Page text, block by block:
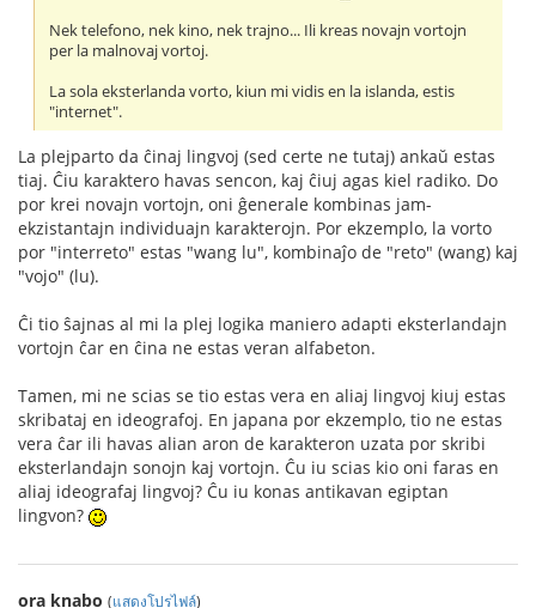
Nek telefono, nek kino, nek trajno... Ili kreas novajn vortojn
per la malnovaj vortoj.
La sola eksterlanda vorto, kiun mi vidis en la islanda, estis
"internet".
La plejparto da ĉinaj lingvoj (sed certe ne tutaj) ankaŭ estas
tiaj. Ĉiu karaktero havas sencon, kaj ĉiuj agas kiel radiko. Do
por krei novajn vortojn, oni ĝenerale kombinas jam-
ekzistantajn individuajn karakterojn. Por ekzemplo, la vorto
por "interreto" estas "wang lu", kombinaĵo de "reto" (wang) kaj
"vojo" (lu).
Ĉi tio ŝajnas al mi la plej logika maniero adapti eksterlandajn
vortojn ĉar en ĉina ne estas veran alfabeton.
Tamen, mi ne scias se tio estas vera en aliaj lingvoj kiuj estas
skribataj en ideografoj. En japana por ekzemplo, tio ne estas
vera ĉar ili havas alian aron de karakteron uzata por skribi
eksterlandajn sonojn kaj vortojn. Ĉu iu scias kio oni faras en
aliaj ideografaj lingvoj? Ĉu iu konas antikavan egiptan
lingvon?
ora knabo (แสดงโปรไฟล์)